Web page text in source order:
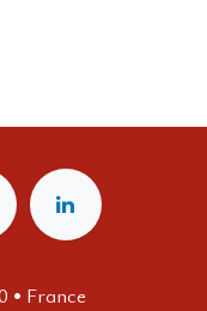
• France